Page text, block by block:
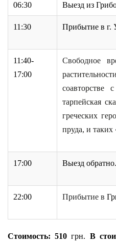
06:30 Выезд из
11:30 Прибытие в г.
11:40-
17:00
Свободное
соавторстве
тарпейская
греческих
пруда, и таких
17:00 Выезд обратно.
22:00 Прибытие в
Стоимость:510 грн. В